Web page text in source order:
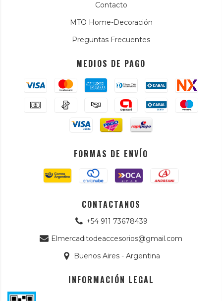
Contacto
MTO Home-Decoración
Preguntas Frecuentes
MEDIOS DE PAGO
FORMAS DE ENVÍO
CONTACTANOS
+54 911 73678439
Elmercaditodeaccesorios@gmail.com
Buenos Aires - Argentina
INFORMACIÓN LEGAL